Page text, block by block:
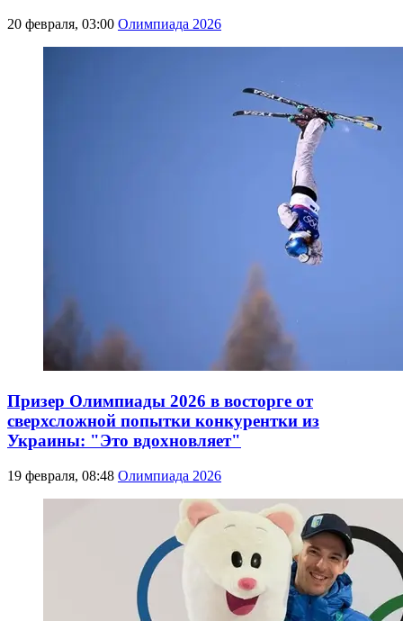
20 февраля, 03:00 Олимпиада 2026
Призер Олимпиады 2026 в восторге от
сверхсложной попытки конкурентки из
Украины: "Это вдохновляет"
19 февраля, 08:48 Олимпиада 2026